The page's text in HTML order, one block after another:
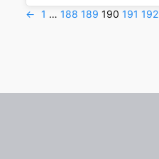
← 1 … 188 189 190 191 192